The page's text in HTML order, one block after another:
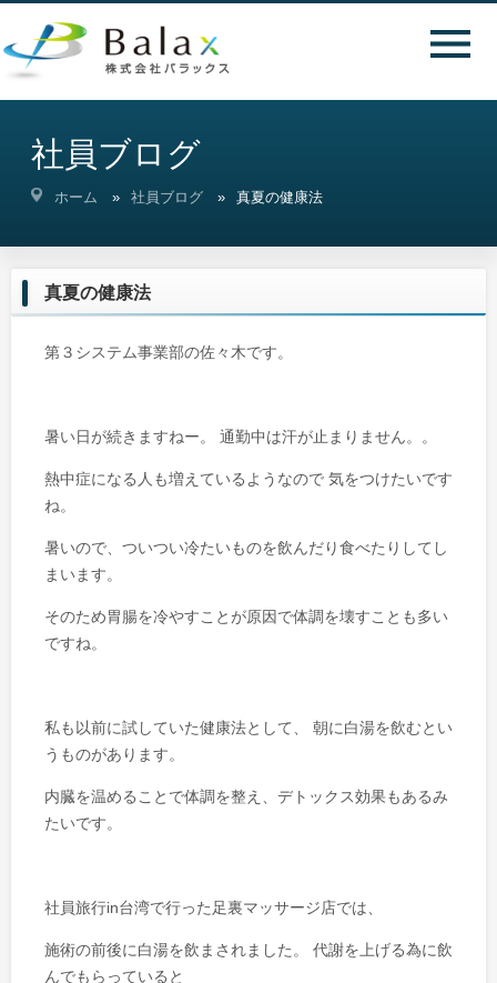
社員ブログ
ホーム 社員ブログ 真夏の健康法
真夏の健康法
第３システム事業部の佐々木です。
暑い日が続きますねー。 通勤中は汗が止まりません。。
熱中症になる人も増えているようなので 気をつけたいです
ね。
暑いので、ついつい冷たいものを飲んだり食べたりしてし
まいます。
そのため胃腸を冷やすことが原因で体調を壊すことも多い
ですね。
私も以前に試していた健康法として、 朝に白湯を飲むとい
うものがあります。
内臓を温めることで体調を整え、デトックス効果もあるみ
たいです。
社員旅行in台湾で行った足裏マッサージ店では、
施術の前後に白湯を飲まされました。 代謝を上げる為に飲
んでもらっていると